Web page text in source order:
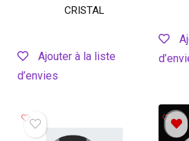
CRISTAL
Ajouter à la liste
d’envies